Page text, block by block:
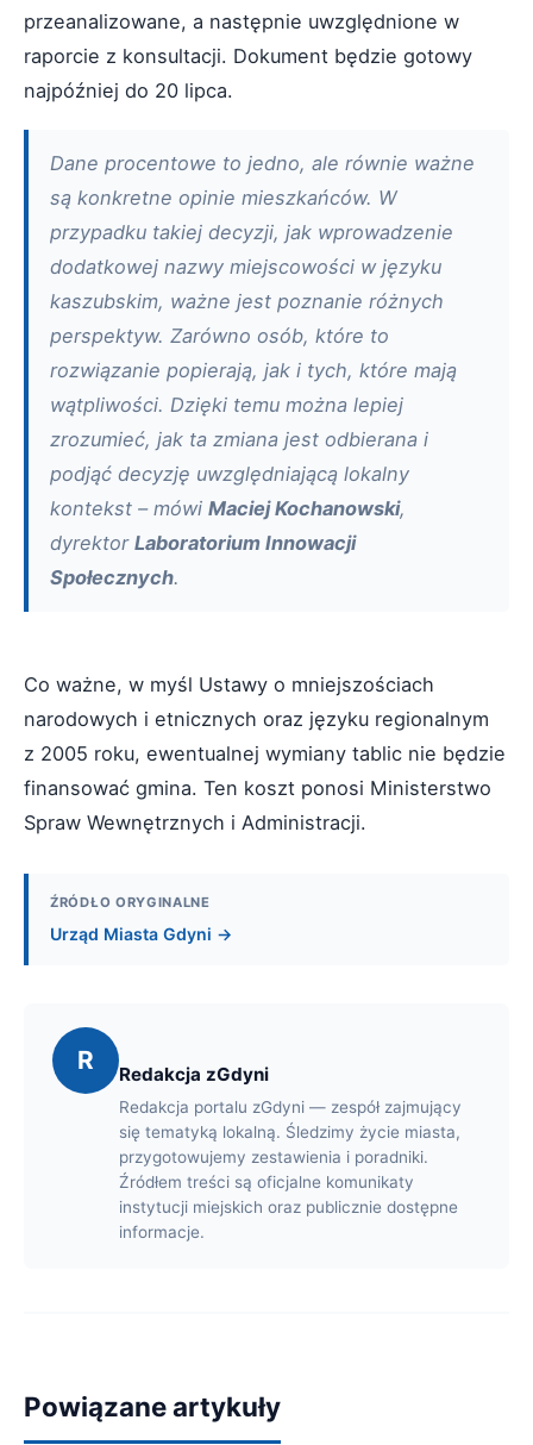
przeanalizowane, a następnie uwzględnione w
raporcie z konsultacji. Dokument będzie gotowy
najpóźniej do 20 lipca.
Dane procentowe to jedno, ale równie ważne
są konkretne opinie mieszkańców. W
przypadku takiej decyzji, jak wprowadzenie
dodatkowej nazwy miejscowości w języku
kaszubskim, ważne jest poznanie różnych
perspektyw. Zarówno osób, które to
rozwiązanie popierają, jak i tych, które mają
wątpliwości. Dzięki temu można lepiej
zrozumieć, jak ta zmiana jest odbierana i
podjąć decyzję uwzględniającą lokalny
kontekst – mówi Maciej Kochanowski,
dyrektor Laboratorium Innowacji
Społecznych.
Co ważne, w myśl Ustawy o mniejszościach
narodowych i etnicznych oraz języku regionalnym
z 2005 roku, ewentualnej wymiany tablic nie będzie
finansować gmina. Ten koszt ponosi Ministerstwo
Spraw Wewnętrznych i Administracji.
ŹRÓDŁO ORYGINALNE
Urząd Miasta Gdyni →
R Redakcja zGdyni
Redakcja portalu zGdyni — zespół zajmujący
się tematyką lokalną. Śledzimy życie miasta,
przygotowujemy zestawienia i poradniki.
Źródłem treści są oficjalne komunikaty
instytucji miejskich oraz publicznie dostępne
informacje.
Powiązane artykuły